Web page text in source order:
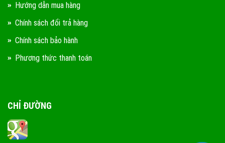
Hướng dẫn mua hàng
Chính sách đổi trả hàng
Chính sách bảo hành
Phương thức thanh toán
CHỈ ĐƯỜNG